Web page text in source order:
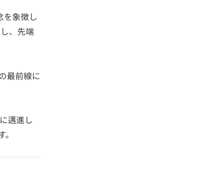
を象徴し
、先端
最前線に
邁進し